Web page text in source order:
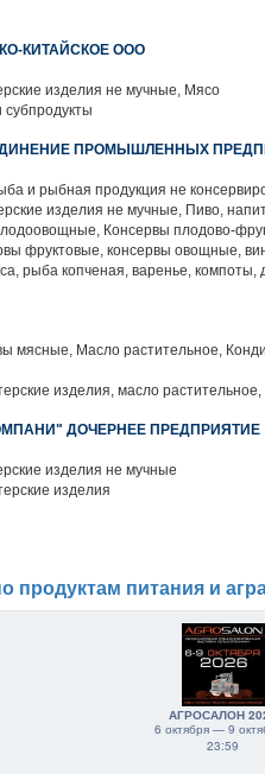
КИТАЙСКОЕ ООО
изделия не мучные, Мясо
субпродукты
ПРОМЫШЛЕННЫХ
и рыбная продукция не
изделия не мучные, Пиво,
Консервы плодово-
фруктовые, консервы овощные,
рыба копченая, варенье,
мясные, Масло растительное,
изделия, масло
ДОЧЕРНЕЕ ПРЕДПРИЯТИЕ
изделия не мучные
изделия
продуктам питания и
АГРОСАЛОН
6 октября — 9
23:59